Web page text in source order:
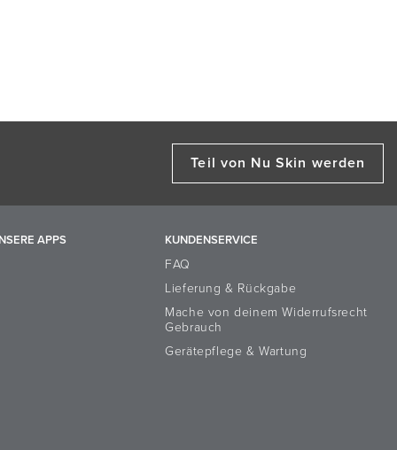
Teil von Nu Skin werden
APPS KUNDENSERVICE
FAQ
Lieferung & Rückgabe
Mache von deinem Widerrufsrecht
Gebrauch
Gerätepflege & Wartung